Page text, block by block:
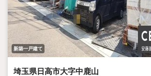
新築一戸建て
埼玉県日高市大字中鹿山